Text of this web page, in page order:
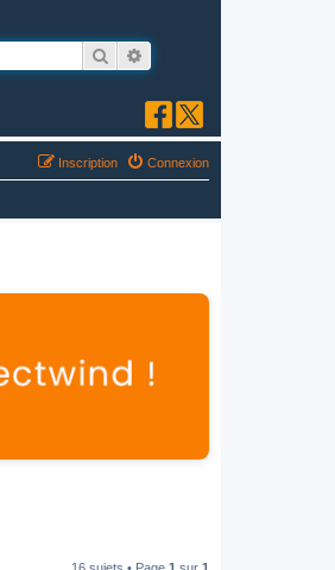
Rechercher
Connexion
Inscription